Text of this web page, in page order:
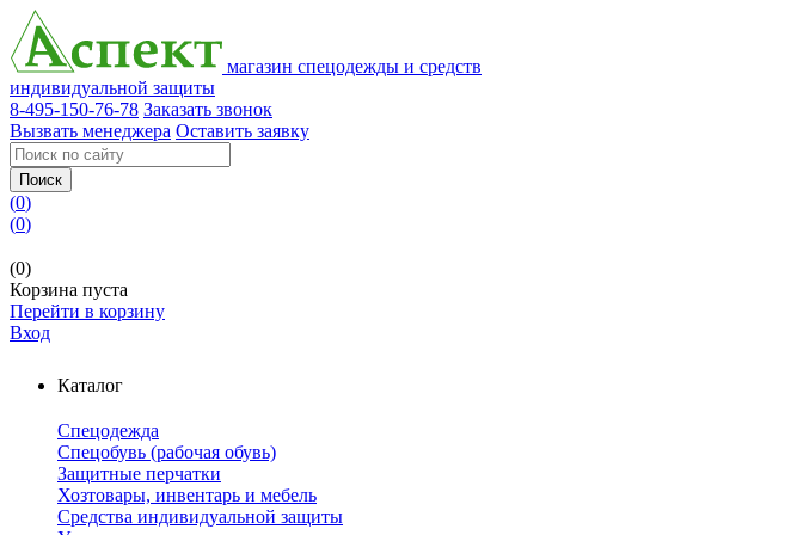
магазин спецодежды и средств
индивидуальной защиты
8-495-150-76-78 Заказать звонок
Вызвать менеджера Оставить заявку
Поиск
(0)
(0)
(0)
Корзина пуста
Перейти в корзину
Вход
Каталог
Спецодежда
Спецобувь (рабочая обувь)
Защитные перчатки
Хозтовары, инвентарь и мебель
Средства индивидуальной защиты